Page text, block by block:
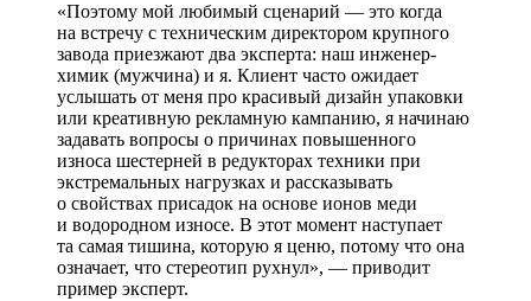
«Поэтому мой любимый сценарий — это когда
на встречу с техническим директором крупного
завода приезжают два эксперта: наш инженер-
химик (мужчина) и я. Клиент часто ожидает
услышать от меня про красивый дизайн упаковки
или креативную рекламную кампанию, я начинаю
задавать вопросы о причинах повышенного
износа шестерней в редукторах техники при
экстремальных нагрузках и рассказывать
о свойствах присадок на основе ионов меди
и водородном износе. В этот момент наступает
та самая тишина, которую я ценю, потому что она
означает, что стереотип рухнул», — приводит
пример эксперт.